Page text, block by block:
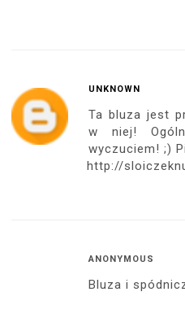
UNKNOWN
Ta bluza jest
w niej!
wyczuciem! ;)
http://
ANONYMOUS
Bluza i